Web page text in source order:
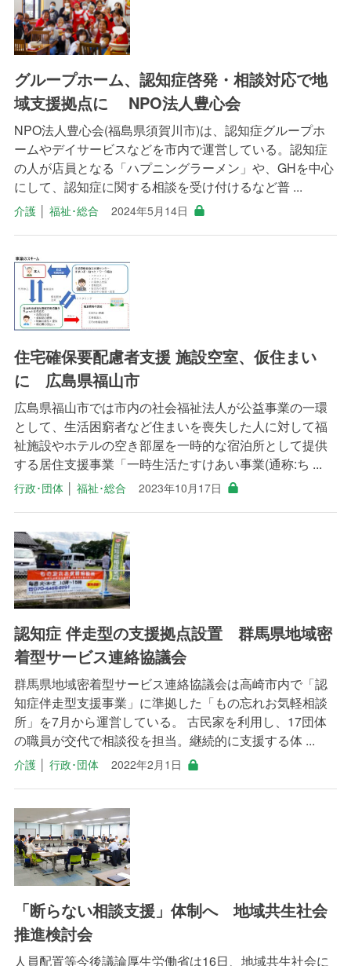
グループホーム、認知症啓発・相談対応で地
域支援拠点に NPO法人豊心会
NPO法人豊心会(福島県須賀川市)は、認知症グループホ
ームやデイサービスなどを市内で運営している。認知症
の人が店員となる「ハプニングラーメン」や、GHを中心
にして、認知症に関する相談を受け付けるなど普 ...
介護│ 福祉･総合 2024年5月14日
住宅確保要配慮者支援 施設空室、仮住まい
に 広島県福山市
広島県福山市では市内の社会福祉法人が公益事業の一環
として、生活困窮者など住まいを喪失した人に対して福
祉施設やホテルの空き部屋を一時的な宿泊所として提供
する居住支援事業「一時生活たすけあい事業(通称:ち ...
行政･団体│ 福祉･総合 2023年10月17日
認知症 伴走型の支援拠点設置 群馬県地域密
着型サービス連絡協議会
群馬県地域密着型サービス連絡協議会は高崎市内で「認
知症伴走型支援事業」に準拠した「もの忘れお気軽相談
所」を7月から運営している。 古民家を利用し、17団体
の職員が交代で相談役を担当。継続的に支援する体 ...
介護│ 行政･団体 2022年2月1日
「断らない相談支援」体制へ 地域共生社会
推進検討会
人員配置等今後議論厚生労働省は16日、地域共生社会に